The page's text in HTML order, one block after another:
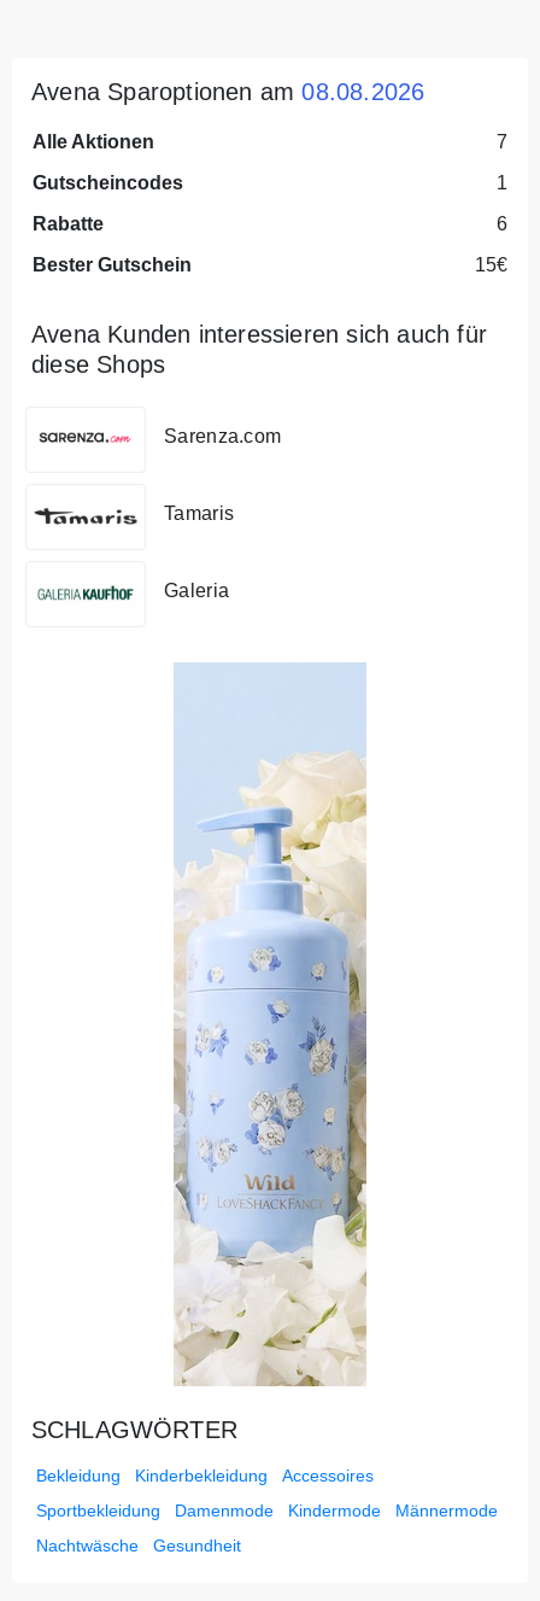
Avena Sparoptionen am08.08.2026
Alle Aktionen
7
Gutscheincodes
1
Rabatte
6
Bester Gutschein
15€
Avena Kunden interessieren sich auch für
diese Shops
Sarenza.com
Tamaris
Galeria
SCHLAGWÖRTER
Bekleidung Kinderbekleidung
Accessoires
Sportbekleidung
Damenmode Kindermode
Männermode
Nachtwäsche
Gesundheit